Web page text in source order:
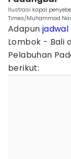
Ilustrasi kapal
Times/Muhammad
Adapun
Lombok - Bali
Pelabuhan
berikut: